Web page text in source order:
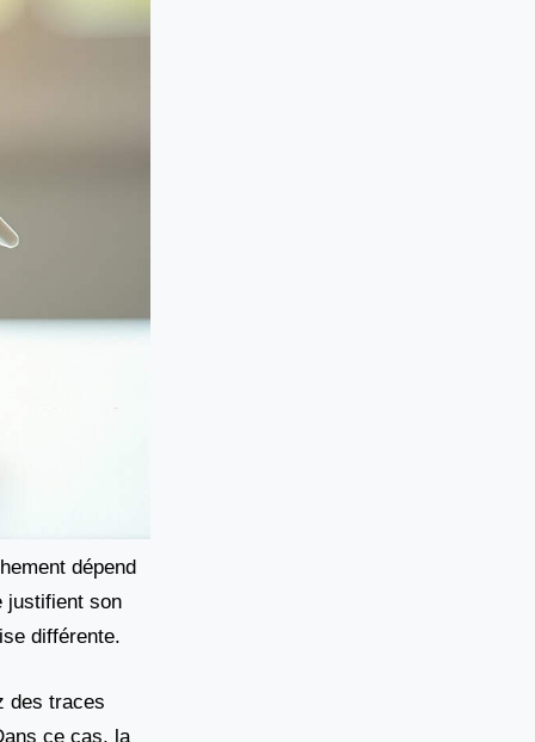
dépend
justifient son
différente.
des traces
ce cas, la